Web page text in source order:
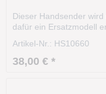
Dieser Handsender
dafür ein Ersatzmodell
Funkfernsteuerung
Eigenschaften besitzen
Artikel-Nr.: HS10660
38,00 € *